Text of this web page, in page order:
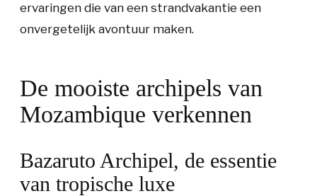
ervaringen die van een strandvakantie een
onvergetelijk avontuur maken.
De mooiste archipels van
Mozambique verkennen
Bazaruto Archipel, de essentie
van tropische luxe